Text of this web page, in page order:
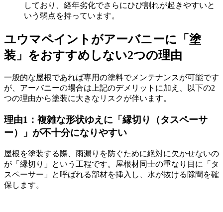
しており、経年劣化でさらにひび割れが起きやすいと
いう弱点を持っています。
ユウマペイントがアーバニーに「塗
装」をおすすめしない2つの理由
一般的な屋根であれば専用の塗料でメンテナンスが可能です
が、アーバニーの場合は上記のデメリットに加え、以下の2
つの理由から塗装に大きなリスクが伴います。
理由1：複雑な形状ゆえに「縁切り（タスペーサ
ー）」が不十分になりやすい
屋根を塗装する際、雨漏りを防ぐために絶対に欠かせないの
が「縁切り」という工程です。屋根材同士の重なり目に「タ
スペーサー」と呼ばれる部材を挿入し、水が抜ける隙間を確
保します。